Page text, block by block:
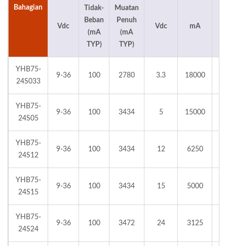
Bahagian
Vdc
Tidak-
Beban
(mA
TYP)
Muatan
Penuh
(mA
TYP)
Vdc mA
YHB75-
24S033
9-36 100 2780 3.3 18000
YHB75-
24S05
9-36 100 3434 5 15000
YHB75-
24S12
9-36 100 3434 12 6250
YHB75-
24S15
9-36 100 3434 15 5000
YHB75-
24S24
9-36 100 3472 24 3125